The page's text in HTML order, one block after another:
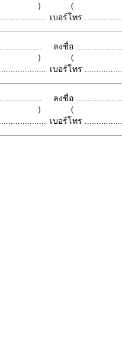
(
เบอร์โทร
ลงชื่อ
(
เบอร์โทร
ลงชื่อ
(
เบอร์โทร